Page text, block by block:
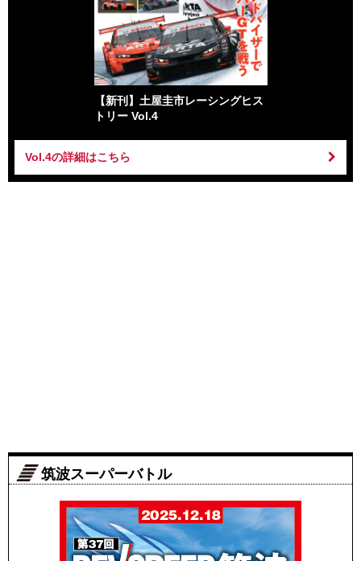
【新刊】土屋圭市レーシングヒス
トリー Vol.4
Vol.4の詳細はこちら
筑波スーパーバトル